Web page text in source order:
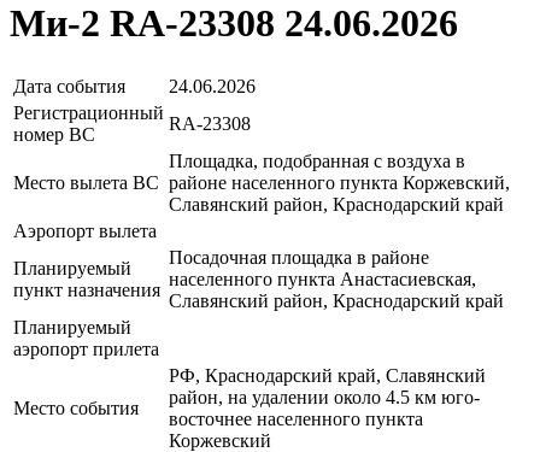
Ми-2 RA-23308 24.06.2026
Дата события
24.06.2026
Регистрационный
номер ВС
RA-23308
Место вылета ВС
Площадка, подобранная с воздуха в
районе населенного пункта Коржевский,
Славянский район, Краснодарский край
Аэропорт вылета
Планируемый
пункт назначения
Посадочная площадка в районе
населенного пункта Анастасиевская,
Славянский район, Краснодарский край
Планируемый
аэропорт прилета
Место события
РФ, Краснодарский край, Славянский
район, на удалении около 4.5 км юго-
восточнее населенного пункта
Коржевский